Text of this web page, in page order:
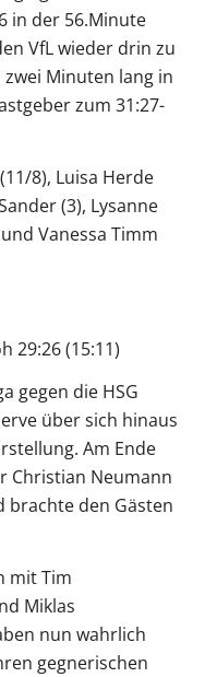
in der 56.Minute
VfL wieder drin zu
Minuten lang in
zum 31:27-
8), Luisa Herde
(3), Lysanne
Vanessa Timm
29:26 (15:11)
gegen die HSG
über sich hinaus
Am Ende
Christian Neumann
brachte den Gästen
mit Tim
Miklas
nun wahrlich
gegnerischen